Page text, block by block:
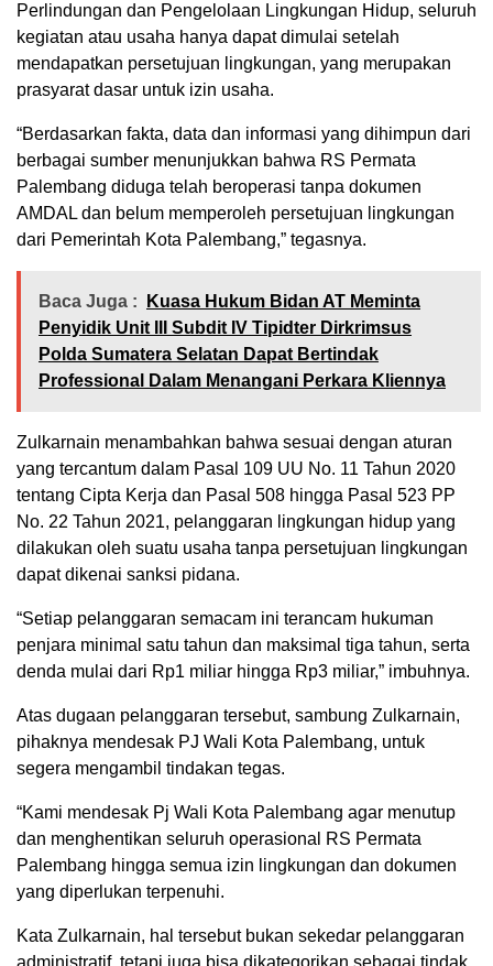
Perlindungan dan Pengelolaan Lingkungan Hidup, seluruh
kegiatan atau usaha hanya dapat dimulai setelah
mendapatkan persetujuan lingkungan, yang merupakan
prasyarat dasar untuk izin usaha.
“Berdasarkan fakta, data dan informasi yang dihimpun dari
berbagai sumber menunjukkan bahwa RS Permata
Palembang diduga telah beroperasi tanpa dokumen
AMDAL dan belum memperoleh persetujuan lingkungan
dari Pemerintah Kota Palembang,” tegasnya.
Baca Juga :
Kuasa Hukum Bidan AT Meminta
Penyidik Unit III Subdit IV Tipidter Dirkrimsus
Polda Sumatera Selatan Dapat Bertindak
Professional Dalam Menangani Perkara Kliennya
Zulkarnain menambahkan bahwa sesuai dengan aturan
yang tercantum dalam Pasal 109 UU No. 11 Tahun 2020
tentang Cipta Kerja dan Pasal 508 hingga Pasal 523 PP
No. 22 Tahun 2021, pelanggaran lingkungan hidup yang
dilakukan oleh suatu usaha tanpa persetujuan lingkungan
dapat dikenai sanksi pidana.
“Setiap pelanggaran semacam ini terancam hukuman
penjara minimal satu tahun dan maksimal tiga tahun, serta
denda mulai dari Rp1 miliar hingga Rp3 miliar,” imbuhnya.
Atas dugaan pelanggaran tersebut, sambung Zulkarnain,
pihaknya mendesak PJ Wali Kota Palembang, untuk
segera mengambil tindakan tegas.
“Kami mendesak Pj Wali Kota Palembang agar menutup
dan menghentikan seluruh operasional RS Permata
Palembang hingga semua izin lingkungan dan dokumen
yang diperlukan terpenuhi.
Kata Zulkarnain, hal tersebut bukan sekedar pelanggaran